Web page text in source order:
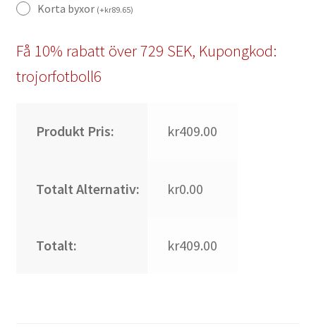
Korta byxor (+kr89.65)
Få 10% rabatt över 729 SEK, Kupongkod:
trojorfotboll6
Produkt Pris: kr409.00
Totalt Alternativ: kr0.00
Totalt: kr409.00